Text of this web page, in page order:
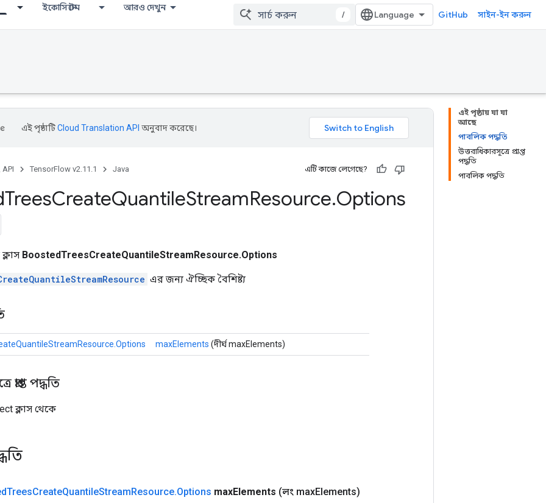
ইকোসিস্টেম আরও দেখুন
/ GitHub সাইন-ইন করুন
এই পৃষ্ঠায় যা যা
আছে
পাবলিক পদ্ধতি
উত্তরাধিকারসূত্রে প্রাপ্ত
পদ্ধতি
পাবলিক পদ্ধতি
এই পৃষ্ঠাটিCloud Translation API অনুবাদ করেছে।
API TensorFlow v2.11.1 Java এটি কাজে লেগেছে?
TreesCreateQuantileStreamResource.Options
BoostedTreesCreateQuantileStreamResource.Options
এর জন্য ঐচ্ছিক বৈশিষ্ট্য
maxElements (দীর্ঘ maxElements)
প্রাপ্ত পদ্ধতি
ক্লাস থেকে
TreesCreateQuantileStreamResource.Options maxElements (লং maxElements)